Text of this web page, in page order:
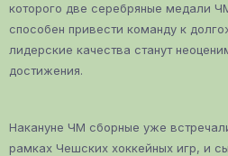
которого две серебряные медали
способен привести команду к
лидерские качества станут
достижения.
Накануне ЧМ сборные уже
рамках Чешских хоккейных игр, и